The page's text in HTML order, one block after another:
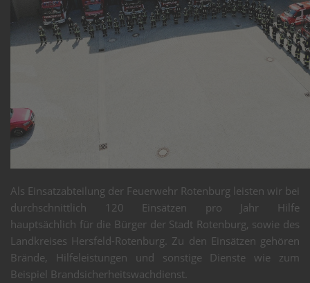
Als Einsatzabteilung der Feuerwehr Rotenburg leisten wir bei
durchschnittlich 120 Einsätzen pro Jahr Hilfe
hauptsächlich für die Bürger der Stadt Rotenburg, sowie des
Landkreises Hersfeld-Rotenburg. Zu den Einsätzen gehören
Brände, Hilfeleistungen und sonstige Dienste wie zum
Beispiel Brandsicherheitswachdienst.